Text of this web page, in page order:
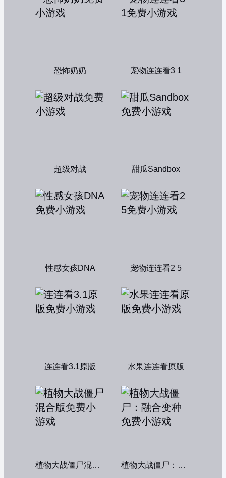
恐怖奶奶 宠物连连看3 1
超级对战 甜瓜Sandbox
性感女孩DNA 宠物连连看2 5
连连看3.1原版 水果连连看原版
植物大战僵尸混合版 植物大战僵尸：融合变种